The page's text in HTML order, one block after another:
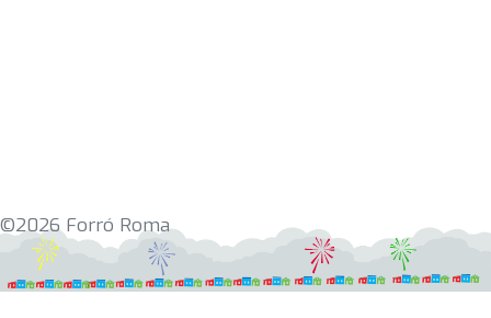
©2026 Forró Roma